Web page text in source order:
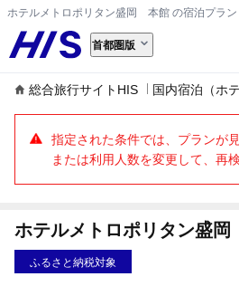
ホテルメトロポリタン盛岡 本館 の宿泊プラン
首都圏版
総合旅行サイトHIS 国内宿泊（ホ
指定された条件では、プランが
または利用人数を変更して、再
ホテルメトロポリタン盛
ふるさと納税対象